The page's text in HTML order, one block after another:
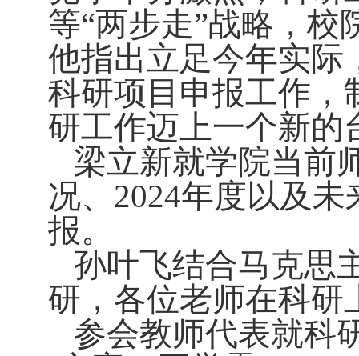
等“两步走”战略，
他指出立足今年实际
科研项目申报工作，
研工作迈上一个新的
梁立新就学院当前
况、 2024年度以及未
报。
孙叶飞结合马克思
研，各位老师在科研
参会教师代表就科